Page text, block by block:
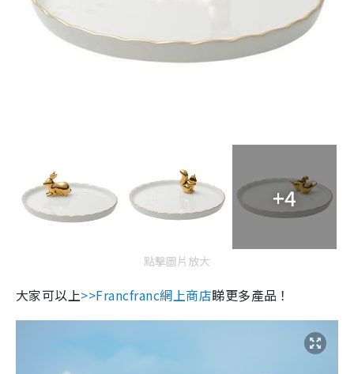
+4
點擊圖片放大
大家可以上>>Francfranc網上商店睇更多產品！